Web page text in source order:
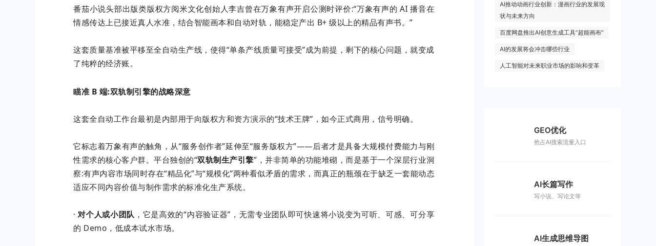
AI推动动画行业创新：漫画行业的发展现
状与未来方向
百度网盘推出AI创意生成工具“超能画布”
AI的发展将会冲击哪些行业
人工智能对未来职业市场的影响和变革
GEO优化
抢占AI搜索流量入口
AI长篇写作
写小说、写论文等
AI生成思维导图
番茄小说头部出版类版权方阅米文化创始人李吉曾在万象有声开启公测时评价:“万象有声的 AI 播音在
情感传达上已接近真人水准，结合智能画本和自动对轨，能稳定产出 B+ 级以上的精品有声书。”
这套质量基准被平移至全自动生产线，使得“单条产线质量可接受”成为前提，剩下的核心问题，就变成
了纯粹的经济账。
瞄准 B 端:双轨制引擎的战略深意
这套全自动工作台最初是内部用于向版权方和资方演示的“技术王牌”，如今正式商用，信号明确。
它标志着万象有声的触角，从“服务创作者”延伸至“服务版权方”——后者才是具备大规模付费能力与刚
性需求的核心客户群。平台独创的“双轨制生产引擎”，并非简单的功能堆砌，而是基于一个深层行业洞
察:有声内容市场同时存在“精品化”与“规模化”两种看似矛盾的需求，而真正的瓶颈在于缺乏一套能动态
适应不同内容价值与制作需求的标准化生产系统。
·对个人或小团队 ，它是高效的“内容验证器”，无需专业团队即可快速将小说变为可听、可感、可分享
的 Demo，低成本试水市场。